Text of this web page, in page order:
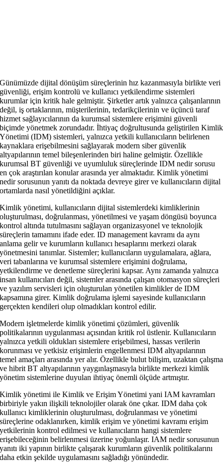
Günümüzde dijital dönüşüm süreçlerinin hız kazanmasıyla birlikte veri
güvenliği, erişim kontrolü ve kullanıcı yetkilendirme sistemleri
kurumlar için kritik hale gelmiştir. Şirketler artık yalnızca çalışanlarının
değil, iş ortaklarının, müşterilerinin, tedarikçilerinin ve üçüncü taraf
hizmet sağlayıcılarının da kurumsal sistemlere erişimini güvenli
biçimde yönetmek zorundadır. İhtiyaç doğrultusunda geliştirilen Kimlik
Yönetimi (IDM) sistemleri, yalnızca yetkili kullanıcıların belirlenen
kaynaklara erişebilmesini sağlayarak modern siber güvenlik
altyapılarının temel bileşenlerinden biri haline gelmiştir. Özellikle
kurumsal BT güvenliği ve uyumluluk süreçlerinde IDM nedir sorusu
en çok araştırılan konular arasında yer almaktadır. Kimlik yönetimi
nedir sorusunun yanıtı da noktada devreye girer ve kullanıcıların dijital
ortamlarda nasıl yönetildiğini açıklar.
Kimlik yönetimi, kullanıcıların dijital sistemlerdeki kimliklerinin
oluşturulması, doğrulanması, yönetilmesi ve yaşam döngüsü boyunca
kontrol altında tutulmasını sağlayan organizasyonel ve teknolojik
süreçlerin tamamını ifade eder. ID management kavramı da aynı
anlama gelir ve kurumların kullanıcı hesaplarını merkezi olarak
yönetmesini tanımlar. Sistemler; kullanıcıların uygulamalara, ağlara,
veri tabanlarına ve kurumsal sistemlere erişimini doğrulama,
yetkilendirme ve denetleme süreçlerini kapsar. Aynı zamanda yalnızca
insan kullanıcıları değil, sistemler arasında çalışan otomasyon süreçleri
ve yazılım servisleri için oluşturulan yönetilen kimlikler de IDM
kapsamına girer. Kimlik doğrulama işlemi sayesinde kullanıcıların
gerçekten kendileri olup olmadıkları kontrol edilir.
Modern işletmelerde kimlik yönetimi çözümleri, güvenlik
politikalarının uygulanması açısından kritik rol üstlenir. Kullanıcıların
yalnızca yetkili oldukları sistemlere erişebilmesi, hassas verilerin
korunması ve yetkisiz erişimlerin engellenmesi IDM altyapılarının
temel amaçları arasında yer alır. Özellikle bulut bilişim, uzaktan çalışma
ve hibrit BT altyapılarının yaygınlaşmasıyla birlikte merkezi kimlik
yönetim sistemlerine duyulan ihtiyaç önemli ölçüde artmıştır.
Kimlik yönetimi ile Kimlik ve Erişim Yönetimi yani IAM kavramları
birbiriyle yakın ilişkili teknolojiler olarak öne çıkar. IDM daha çok
kullanıcı kimliklerinin oluşturulması, doğrulanması ve yönetimi
süreçlerine odaklanırken, kimlik erişim ve yönetimi kavramı erişim
yetkilerinin kontrol edilmesi ve kullanıcıların hangi sistemlere
erişebileceğinin belirlenmesi üzerine yoğunlaşır. IAM nedir sorusunun
yanıtı iki yapının birlikte çalışarak kurumların güvenlik politikalarını
daha etkin şekilde uygulamasını sağladığı yönündedir.